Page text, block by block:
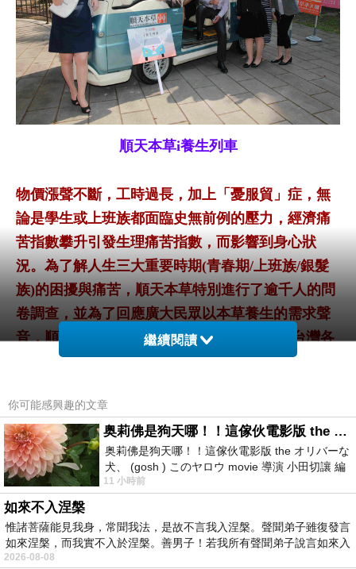
順天本草i養生列車
物價漲聲不斷，工時過長，加上「憂服貿」症，無
論是學生或上班族都面臨史無前例的壓力，經濟痛
苦指數攀升引發生理痛苦指數，而影響到身心狀
況。為了解人生三大重要時期(青春期/上班族/銀髮
族)的困擾與痛苦，順天本草特別進行了逾千人的問
卷調查，並為了回應廣大民眾以本草養生的需求聲
音，順天本草於
2014年推出i養生列車，直達台灣各
大城鄉，透過與民眾互動及在地服務方式，提供專
念廣植民眾心中，進而排解壓力或降低痛苦指數。
繼續閱讀
你可能感興趣的文章
奥莉佛是狗天哪！！這傢伙電影版 the オリバーな犬、 (gosh ) このヤロウ movie
奥莉佛是狗天哪！！這傢伙電影版 the オリバーな
犬、 (gosh ) このヤロウ movie 導演 小田切讓 編
劇: 小田切讓 主演: 小田切讓
11 小時前
如來不入涅槃
惟諸菩薩能見我身，常聞我法，是故不言我入涅槃。聲聞弟子雖復發言
如來涅槃，而我實不入於涅槃。善男子！若我所有聲聞弟子說言如來入
2026-08-08